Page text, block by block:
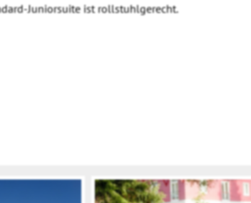
Juniorsuite ist rollstuhlgerecht.